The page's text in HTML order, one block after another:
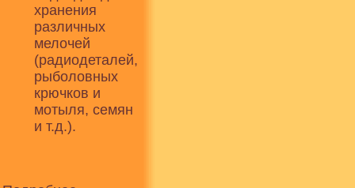
хранения
различных
мелочей
(радиодеталей,
рыболовных
крючков и
мотыля, семян
и т.д.).